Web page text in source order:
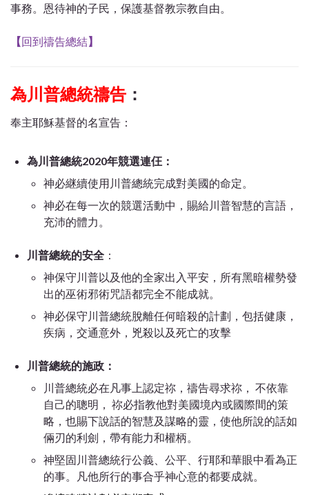
事務。恩待神的子民，保護基督教宗教自由。
【回到禱告總結】
為川普總統禱告 ：
奉主耶穌基督的名宣告：
為川普總統2020年競選連仼：
神必継續使用川普總統完成對美國的命定。
神必在每一次的競選活動中，賜給川普智慧的言語，
充沛的體力。
川普總統的安全 ：
神保守川普以及他的全家出入平安，所有黑暗權勢發
出的巫術邪術咒語都完全不能成就。
神必保守川普總統脫離任何暗殺的計劃，包括健康，
疾病，交通意外，兇殺以及死亡的攻擊
川普總統的施政：
川普總統必在凡事上認定祢，禱告尋求祢， 不依靠
自己的聰明， 祢必指教他對美國境內或國際間的策
略 ，也賜下說話的智慧及謀略的靈，使他所說的話如
倆刃的利劍，帶有能力和權柄。
神堅固川普總統行公義、公平、行耶和華眼中看為正
的事。凡他所行的事合乎神心意的都要成就。